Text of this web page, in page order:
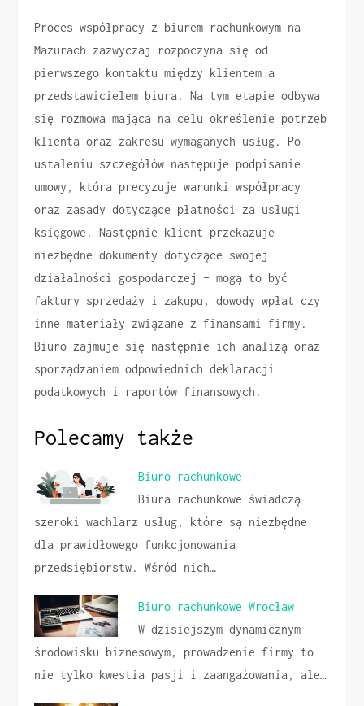
Proces współpracy z biurem rachunkowym na
Mazurach zazwyczaj rozpoczyna się od
pierwszego kontaktu między klientem a
przedstawicielem biura. Na tym etapie odbywa
się rozmowa mająca na celu określenie potrzeb
klienta oraz zakresu wymaganych usług. Po
ustaleniu szczegółów następuje podpisanie
umowy, która precyzuje warunki współpracy
oraz zasady dotyczące płatności za usługi
księgowe. Następnie klient przekazuje
niezbędne dokumenty dotyczące swojej
działalności gospodarczej – mogą to być
faktury sprzedaży i zakupu, dowody wpłat czy
inne materiały związane z finansami firmy.
Biuro zajmuje się następnie ich analizą oraz
sporządzaniem odpowiednich deklaracji
podatkowych i raportów finansowych.
Polecamy także
Biuro rachunkowe
Biura rachunkowe świadczą
szeroki wachlarz usług, które są niezbędne
dla prawidłowego funkcjonowania
przedsiębiorstw. Wśród nich…
Biuro rachunkowe Wrocław
W dzisiejszym dynamicznym
środowisku biznesowym, prowadzenie firmy to
nie tylko kwestia pasji i zaangażowania, ale…